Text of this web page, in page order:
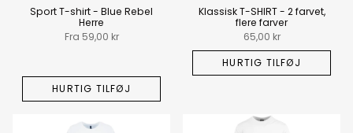
Sport T-shirt - Blue Rebel
Herre
Fra 59,00 kr
HURTIG TILFØJ
Klassisk T-SHIRT - 2 farvet,
flere farver
65,00 kr
HURTIG TILFØJ